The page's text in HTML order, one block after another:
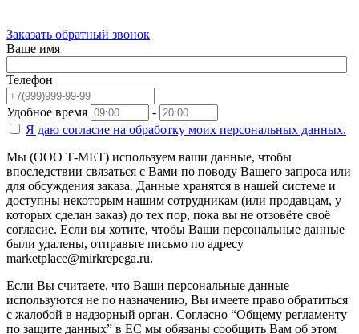
Заказать обратный звонок
Ваше имя
Телефон
Удобное время
-
Я даю согласие на обработку моих персональных данных.
Мы (ООО Т-МЕТ) используем ваши данные, чтобы
впоследствии связаться с Вами по поводу Вашего запроса или
для обсуждения заказа. Данные хранятся в нашей системе и
доступны некоторым нашим сотрудникам (или продавцам, у
которых сделан заказ) до тех пор, пока вы не отзовёте своё
согласие. Если вы хотите, чтобы Ваши персональные данные
были удалены, отправьте письмо по адресу
marketplace@mirkrepega.ru.
Если Вы считаете, что Ваши персональные данные
используются не по назначению, Вы имеете право обратиться
с жалобой в надзорный орган. Согласно “Общему регламенту
по защите данных” в ЕС мы обязаны сообщить Вам об этом